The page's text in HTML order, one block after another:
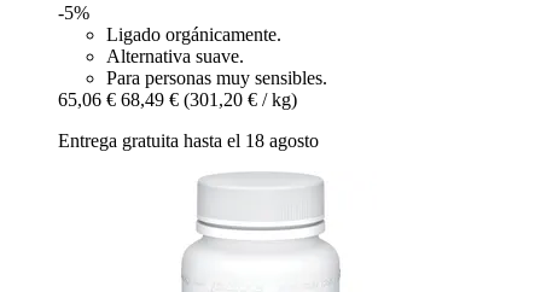
-5%
Ligado orgánicamente.
Alternativa suave.
Para personas muy sensibles.
65,06 € 68,49 € (301,20 € / kg)
Entrega gratuita hasta el 18 agosto